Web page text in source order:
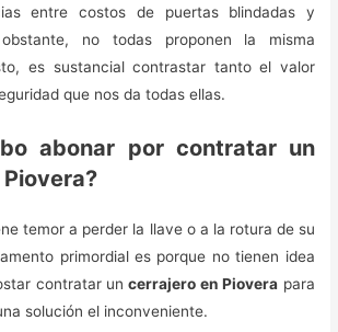
entre costos de puertas blindadas y
no todas proponen la misma
es sustancial contrastar tanto el valor
que nos da todas ellas.
abonar por contratar un
temor a perder la llave o a la rotura de su
primordial es porque no tienen idea
contratar uncerrajero en Piovera para
solución el inconveniente.